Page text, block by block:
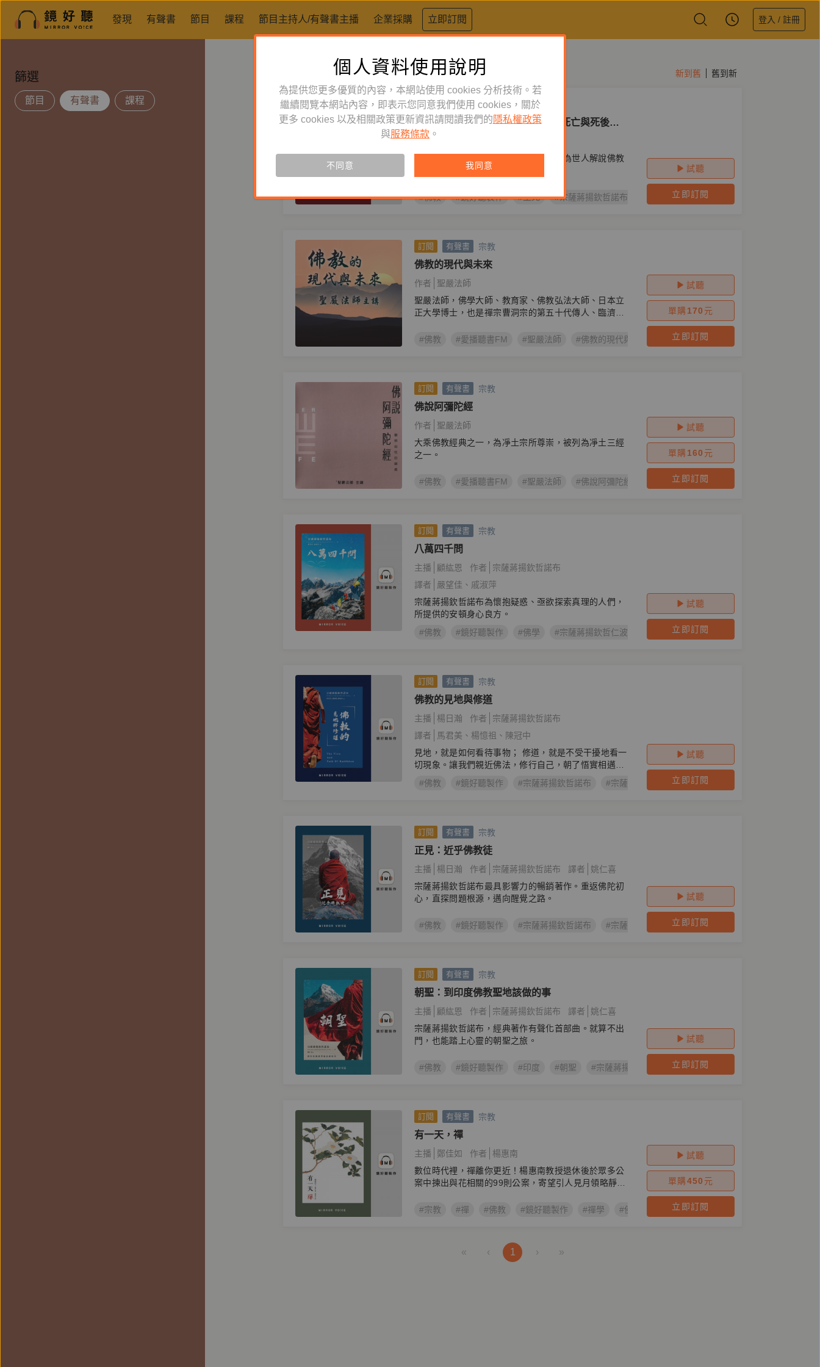
發現 有聲書 節目 課程 節目主持人/有聲書主播 企業採購 立即訂閱 登入 / 註冊
篩選
節目 有聲書 課程
新到舊 舊到新
訂閱 有聲書 宗教
活著即是邁向死亡：如何為臨終、死亡與死後做
準備
主播
宗薩蔣揚欽哲諾布以淺顯易懂的文字，為世人解說佛教
關於臨終、死亡、中陰的教法。
#佛教 #鏡好聽製作 #生死 #宗薩蔣揚欽哲諾布 #藏傳佛教 #宗薩蔣揚欽哲仁波切
試聽
立即訂閱
訂閱 有聲書 宗教
佛教的現代與未來
作者
聖嚴法師
聖嚴法師，佛學大師、教育家、佛教弘法大師、日本立
正大學博士，也是禪宗曹洞宗的第五十代傳人、臨濟宗
#佛教
#愛播聽書FM #聖嚴法師 #佛教的現代與未來
試聽
單購170 元
立即訂閱
訂閱 有聲書 宗教
佛說阿彌陀經
作者
聖嚴法師
大乘佛教經典之一，為凈土宗所尊崇，被列為凈土三經
之一。
#佛教 #愛播聽書FM #聖嚴法師 #佛說阿彌陀經
試聽
單購160 元
立即訂閱
訂閱 有聲書 宗教
八萬四千問
主播 顧紘恩 作者
宗薩蔣揚欽哲諾布
譯者
嚴望佳
戚淑萍
宗薩蔣揚欽哲諾布為懷抱疑惑、亟欲探索真理的人們，
所提供的安頓身心良方。
#佛教
#鏡好聽製作 #佛學 #宗薩蔣揚欽哲仁波切 #近乎佛教徒
試聽
立即訂閱
訂閱 有聲書 宗教
佛教的見地與修道
主播 楊日瀚 作者
宗薩蔣揚欽哲諾布
譯者
馬君美 楊憶祖
陳冠中
見地，就是如何看待事物； 修道，就是不受干擾地看一
切現象。讓我們親近佛法，修行自己，朝了悟實相邁
進。
#佛教 #鏡好聽製作 #宗薩蔣揚欽哲諾布 #宗薩蔣揚欽哲仁波切 #佛教的見地與修道
試聽
立即訂閱
訂閱 有聲書 宗教
正見：近乎佛教徒
主播 楊日瀚 作者 宗薩蔣揚欽哲諾布 譯者
姚仁喜
宗薩蔣揚欽哲諾布最具影響力的暢銷著作。重返佛陀初
心，直探問題根源，邁向醒覺之路。
#佛教 #鏡好聽製作 #宗薩蔣揚欽哲諾布 #宗薩蔣揚欽哲仁波切 #正見
試聽
立即訂閱
訂閱 有聲書 宗教
朝聖：到印度佛教聖地該做的事
主播 顧紘恩 作者 宗薩蔣揚欽哲諾布 譯者
姚仁喜
宗薩蔣揚欽哲諾布，經典著作有聲化首部曲。就算不出
門，也能踏上心靈的朝聖之旅。
#佛教 #鏡好聽製作 #印度 #朝聖 #宗薩蔣揚欽哲諾布 #宗薩蔣揚欽哲仁波切
試聽
立即訂閱
訂閱 有聲書 宗教
有一天，禪
主播 鄭佳如 作者
楊惠南
數位時代裡，禪離你更近！楊惠南教授退休後於眾多公
案中揀出與花相關的99則公案，寄望引人見月領略靜
#宗教
#禪 #佛教 #鏡好聽製作 #禪學 #佛學 #禪修 #楊惠南
試聽
單購450 元
立即訂閱
« ‹ 1 › »
個人資料使用說明
為提供您更多優質的內容，本網站使用 cookies 分析技術。若
繼續閱覽本網站內容，即表示您同意我們使用 cookies，關於
更多 cookies 以及相關政策更新資訊請閱讀我們的 隱私權政策
與服務條款 。
不同意 我同意